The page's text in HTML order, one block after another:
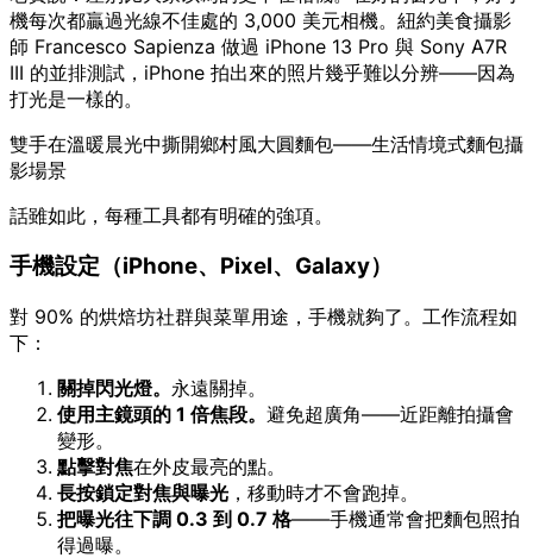
機每次都贏過光線不佳處的 3,000 美元相機。紐約美食攝影
師 Francesco Sapienza 做過 iPhone 13 Pro 與 Sony A7R
III 的並排測試，iPhone 拍出來的照片幾乎難以分辨——因為
打光是一樣的。
雙手在溫暖晨光中撕開鄉村風大圓麵包——生活情境式麵包攝
影場景
話雖如此，每種工具都有明確的強項。
手機設定（iPhone、Pixel、Galaxy）
對 90% 的烘焙坊社群與菜單用途，手機就夠了。工作流程如
下：
關掉閃光燈。 永遠關掉。
使用主鏡頭的 1 倍焦段。 避免超廣角——近距離拍攝會
變形。
點擊對焦在外皮最亮的點。
長按鎖定對焦與曝光 ，移動時才不會跑掉。
把曝光往下調 0.3 到 0.7 格——手機通常會把麵包照拍
得過曝。